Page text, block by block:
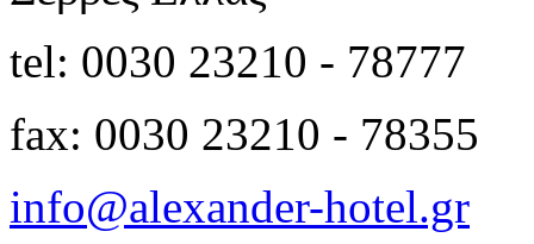
tel: 0030 23210 - 78777
fax: 0030 23210 - 78355
info@alexander-hotel.gr